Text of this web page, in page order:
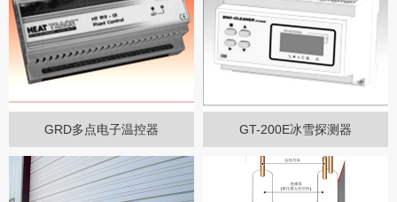
GRD多点电子温控器 GT-200E冰雪探测器